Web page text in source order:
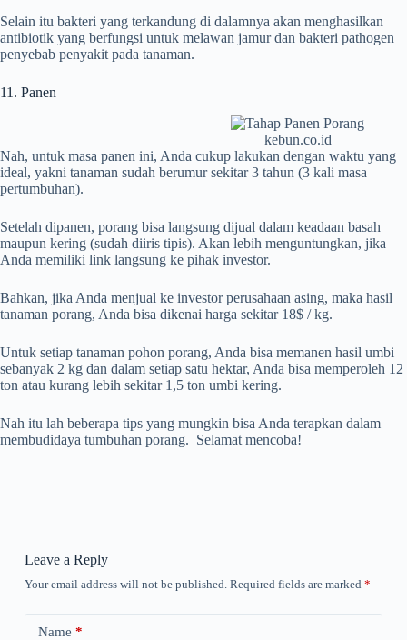
Selain itu bakteri yang terkandung di dalamnya akan menghasilkan
antibiotik yang berfungsi untuk melawan jamur dan bakteri pathogen
penyebab penyakit pada tanaman.
11. Panen
kebun.co.id
Nah, untuk masa panen ini, Anda cukup lakukan dengan waktu yang
ideal, yakni tanaman sudah berumur sekitar 3 tahun (3 kali masa
pertumbuhan).
Setelah dipanen, porang bisa langsung dijual dalam keadaan basah
maupun kering (sudah diiris tipis). Akan lebih menguntungkan, jika
Anda memiliki link langsung ke pihak investor.
Bahkan, jika Anda menjual ke investor perusahaan asing, maka hasil
tanaman porang, Anda bisa dikenai harga sekitar 18$ / kg.
Untuk setiap tanaman pohon porang, Anda bisa memanen hasil umbi
sebanyak 2 kg dan dalam setiap satu hektar, Anda bisa memperoleh 12
ton atau kurang lebih sekitar 1,5 ton umbi kering.
Nah itu lah beberapa tips yang mungkin bisa Anda terapkan dalam
membudidaya tumbuhan porang. Selamat mencoba!
Leave a Reply
Your email address will not be published. Required fields are marked *
Name *